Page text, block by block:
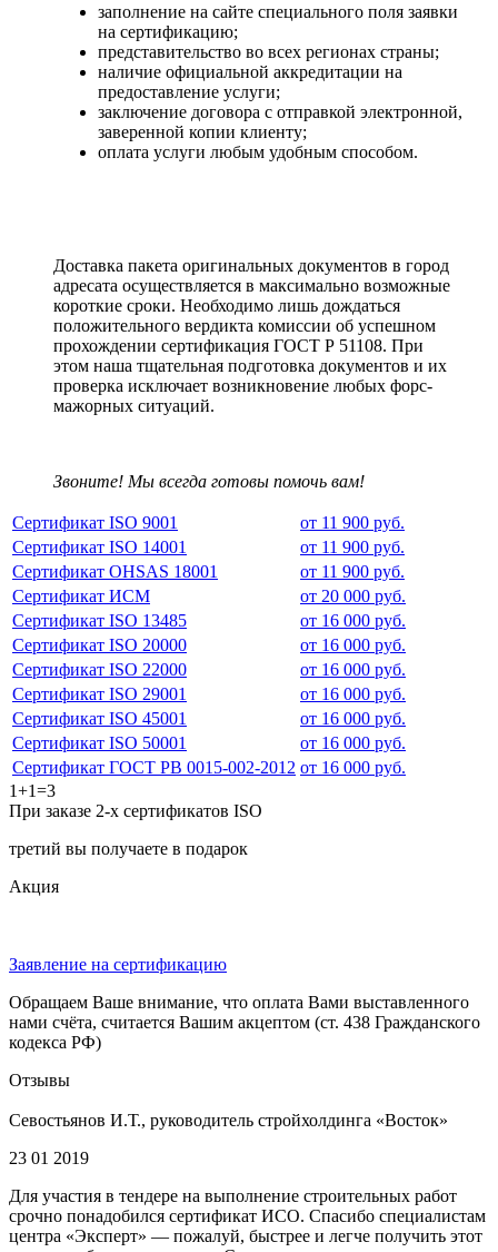
заполнение на сайте специального поля заявки
на сертификацию;
представительство во всех регионах страны;
наличие официальной аккредитации на
предоставление услуги;
заключение договора с отправкой электронной,
заверенной копии клиенту;
оплата услуги любым удобным способом.
Доставка пакета оригинальных документов в город
адресата осуществляется в максимально возможные
короткие сроки. Необходимо лишь дождаться
положительного вердикта комиссии об успешном
прохождении сертификация ГОСТ Р 51108. При
этом наша тщательная подготовка документов и их
проверка исключает возникновение любых форс-
мажорных ситуаций.
Звоните! Мы всегда готовы помочь вам!
Сертификат ISO 9001
от 11 900 руб.
Сертификат ISO 14001
от 11 900 руб.
Сертификат OHSAS 18001
от 11 900 руб.
Сертификат ИСМ
от 20 000 руб.
Сертификат ISO 13485
от 16 000 руб.
Сертификат ISO 20000
от 16 000 руб.
Сертификат ISO 22000
от 16 000 руб.
Сертификат ISO 29001
от 16 000 руб.
Сертификат ISO 45001
от 16 000 руб.
Сертификат ISO 50001
от 16 000 руб.
Сертификат ГОСТ РВ 0015-002-2012 от 16 000 руб.
1+1=3
При заказе 2-х сертификатов ISO
третий вы получаете в подарок
Акция
Заявление на сертификацию
Обращаем Ваше внимание, что оплата Вами выставленного
нами счёта, считается Вашим акцептом (ст. 438 Гражданского
кодекса РФ)
Отзывы
Севостьянов И.Т., руководитель стройхолдинга «Восток»
23 01 2019
Для участия в тендере на выполнение строительных работ
срочно понадобился сертификат ИСО. Спасибо специалистам
центра «Эксперт» — пожалуй, быстрее и легче получить этот